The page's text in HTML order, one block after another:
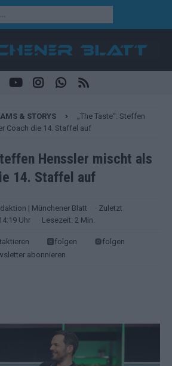
& STORYS
„The Taste“: Steffen
Coach die 14. Staffel auf
Henssler mischt als
14. Staffel auf
| Münchener Blatt
· Zuletzt
Uhr
· Lesezeit: 2 Min.
folgen
folgen
abonnieren